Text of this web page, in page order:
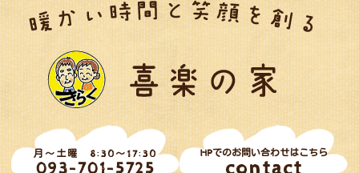
月～土曜 8:30～17:30 HPでのお問い合わせはこちら